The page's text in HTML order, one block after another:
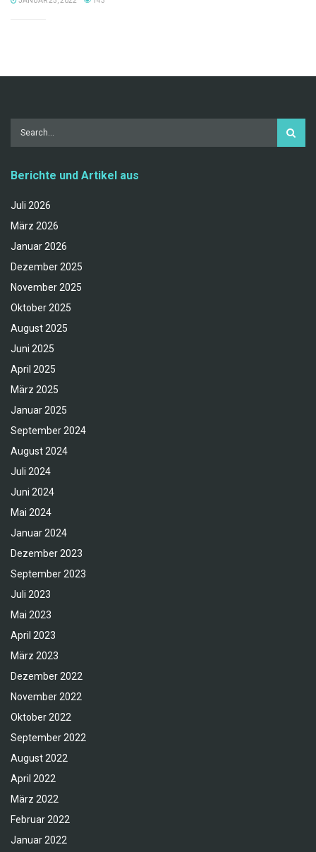
Berichte und Artikel aus
Juli 2026
März 2026
Januar 2026
Dezember 2025
November 2025
Oktober 2025
August 2025
Juni 2025
April 2025
März 2025
Januar 2025
September 2024
August 2024
Juli 2024
Juni 2024
Mai 2024
Januar 2024
Dezember 2023
September 2023
Juli 2023
Mai 2023
April 2023
März 2023
Dezember 2022
November 2022
Oktober 2022
September 2022
August 2022
April 2022
März 2022
Februar 2022
Januar 2022